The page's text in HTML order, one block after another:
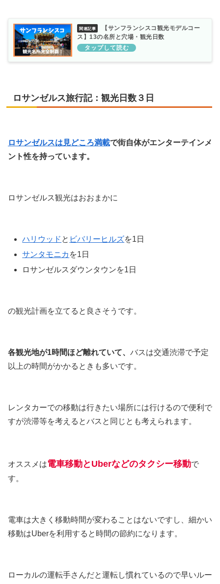
【サンフランシスコ観光モデルコー
ス】13の名所と穴場・観光日数
ロサンゼルス旅行記：観光日数３日
ロサンゼルスは見どころ満載で街自体がエンターテインメ
ント性を持っています。
ロサンゼルス観光はおおまかに
ハリウッド と ビバリーヒルズを1日
サンタモニカ を1日
ロサンゼルスダウンタウンを1日
の観光計画を立てると良さそうです。
各観光地が1時間ほど離れていて、 バスは交通渋滞で予定
以上の時間がかかるときも多いです。
レンタカーでの移動は行きたい場所には行けるので便利で
すが渋滞等を考えるとバスと同じとも考えられます。
オススメは電車移動と Uberなどのタクシー移動で
す。
電車は大きく移動時間が変わることはないですし、細かい
移動はUberを利用すると時間の節約になります。
ローカルの運転手さんだと運転し慣れているので早いルー